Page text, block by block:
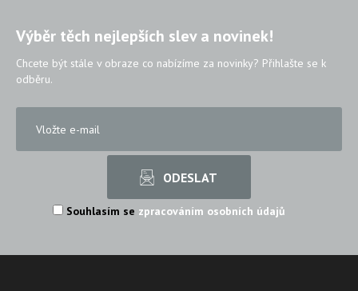
Výběr těch nejlepších slev a novinek!
Chcete být stále v obraze co nabízíme za novinky? Přihlašte se k
odběru.
Souhlasím se zpracováním osobních údajů